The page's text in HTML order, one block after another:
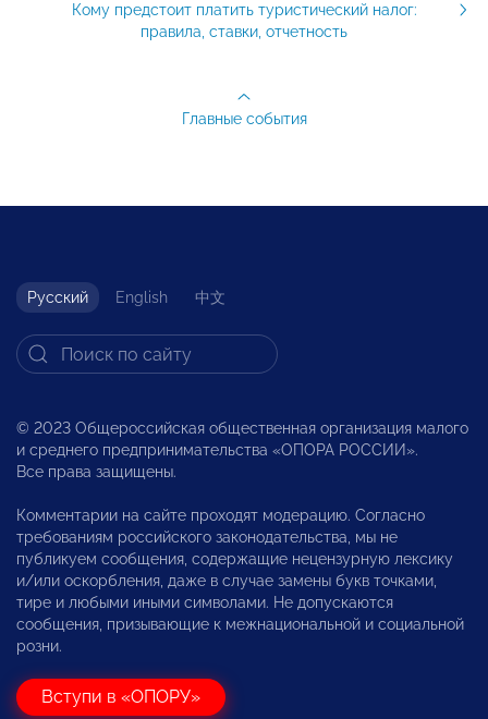
Кому предстоит платить туристический налог:
правила, ставки, отчетность
Главные события
Русский English 中文
© 2023 Общероссийская общественная организация малого
и среднего предпринимательства «ОПОРА РОССИИ».
Все права защищены.
Комментарии на сайте проходят модерацию. Согласно
требованиям российского законодательства, мы не
публикуем сообщения, содержащие нецензурную лексику
и/или оскорбления, даже в случае замены букв точками,
тире и любыми иными символами. Не допускаются
сообщения, призывающие к межнациональной и социальной
розни.
Вступи в «ОПОРУ»